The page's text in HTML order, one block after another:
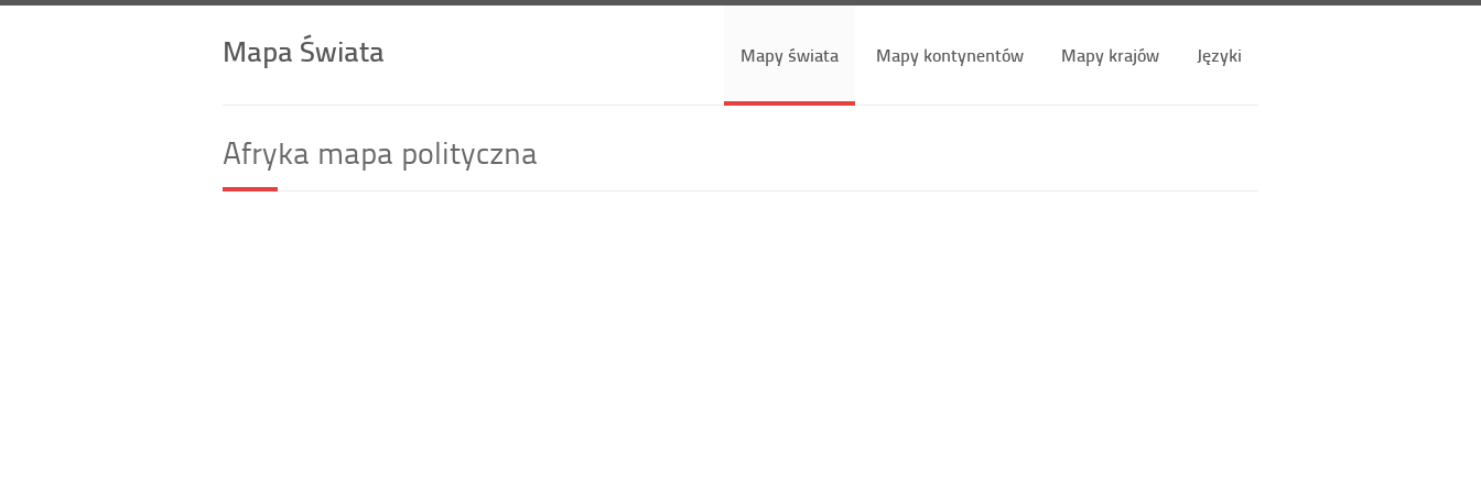
Mapa Świata Mapy świata Mapy kontynentów Mapy krajów Języki
Afryka mapa polityczna